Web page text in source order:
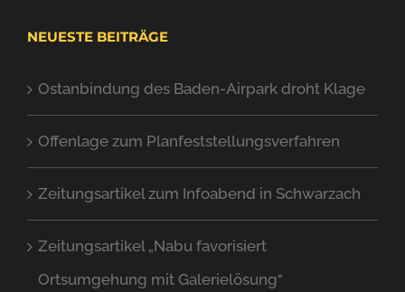
NEUESTE BEITRÄGE
Ostanbindung des Baden-Airpark droht Klage
Offenlage zum Planfeststellungsverfahren
Zeitungsartikel zum Infoabend in Schwarzach
Zeitungsartikel „Nabu favorisiert
Ortsumgehung mit Galerielösung“